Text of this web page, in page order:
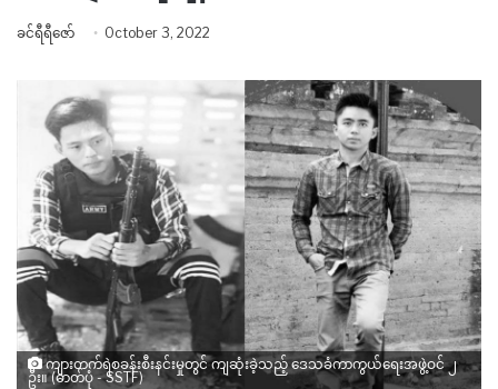
ခင်ရီရီဇော် October 3, 2022
ကျားတက်ရဲစခန်းစီးနင်းမှုတွင် ကျဆုံးခဲ့သည့် ဒေသခံကာကွယ်ရေးအဖွဲ့ဝင် ၂
ဦး။ (ဓာတ်ပုံ - SSTF)